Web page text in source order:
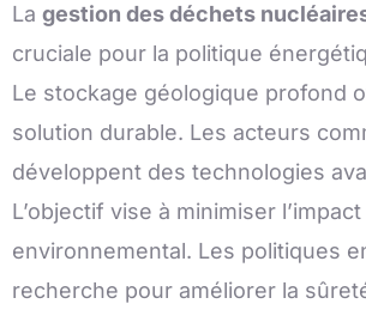
La gestion des déchets
cruciale pour la politique
Le stockage géologique profond
solution durable. Les acteurs
développent des technologies
L’objectif vise à minimiser l’impact
environnemental. Les politiques
recherche pour améliorer la